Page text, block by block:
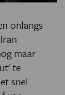
onlangs
maar
te
snel